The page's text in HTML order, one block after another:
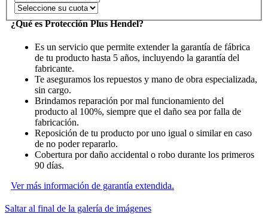
¿Qué es Protección Plus Hendel?
Es un servicio que permite extender la garantía de fábrica
de tu producto hasta 5 años, incluyendo la garantía del
fabricante.
Te aseguramos los repuestos y mano de obra especializada,
sin cargo.
Brindamos reparación por mal funcionamiento del
producto al 100%, siempre que el daño sea por falla de
fabricación.
Reposición de tu producto por uno igual o similar en caso
de no poder repararlo.
Cobertura por daño accidental o robo durante los primeros
90 días.
Ver más información de garantía extendida.
Saltar al final de la galería de imágenes